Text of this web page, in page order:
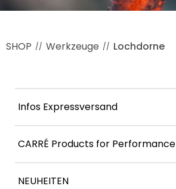
SHOP // Werkzeuge // Lochdorne
Infos Expressversand
CARRÉ Products for Performance
NEUHEITEN